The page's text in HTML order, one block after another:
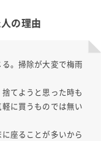
の理由
。掃除が大変で梅雨
てようと思った時も
に買うものでは無い
座ることが多いから